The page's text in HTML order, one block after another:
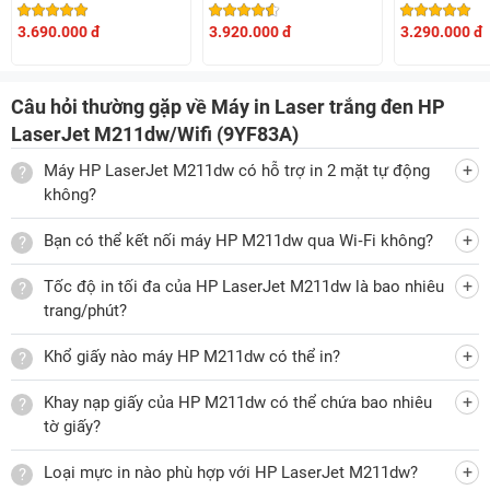
Công suất in 20.000 trang/tháng
liệu cho các gia đình, văn phòng làm việc, cơ quan hành
chính, doanh nghiệp, trường học... Ngoài ra, máy còn hỗ
trợ in trên nhiều khổ giấy khác nhau, gồm giấy A4, A5, A6,
B5, giúp bạn thoải mái lựa chọn khổ giấy in phù hợp với nhu
cầu sử dụng.
Khay nạp giấy lớn, chứa tới 150 tờ A4
Máy in đen trắng LaserJet M211dw 9YF83A được trang bị
khay nạp giấy và khay ra giấy lớn. Trong đó, khay nạp giấy
có thể chứa tới 150 tờ, còn khay chứa giấy đã in có thể đựng
được 100 tờ, giúp bạn không cần phải nạp giấy hoặc lấy
giấy ra nhiều lần khi in số lượng bản in lớn và liên tục.
3.690.000 đ
3.920.000 đ
3.290.000 đ
Câu hỏi thường gặp về Máy in Laser trắng đen HP
LaserJet M211dw/Wifi (9YF83A)
Máy HP LaserJet M211dw có hỗ trợ in 2 mặt tự động
không?
Bạn có thể kết nối máy HP M211dw qua Wi‑Fi không?
Tốc độ in tối đa của HP LaserJet M211dw là bao nhiêu
trang/phút?
Khổ giấy nào máy HP M211dw có thể in?
Khay nạp giấy của HP M211dw có thể chứa bao nhiêu
tờ giấy?
Loại mực in nào phù hợp với HP LaserJet M211dw?